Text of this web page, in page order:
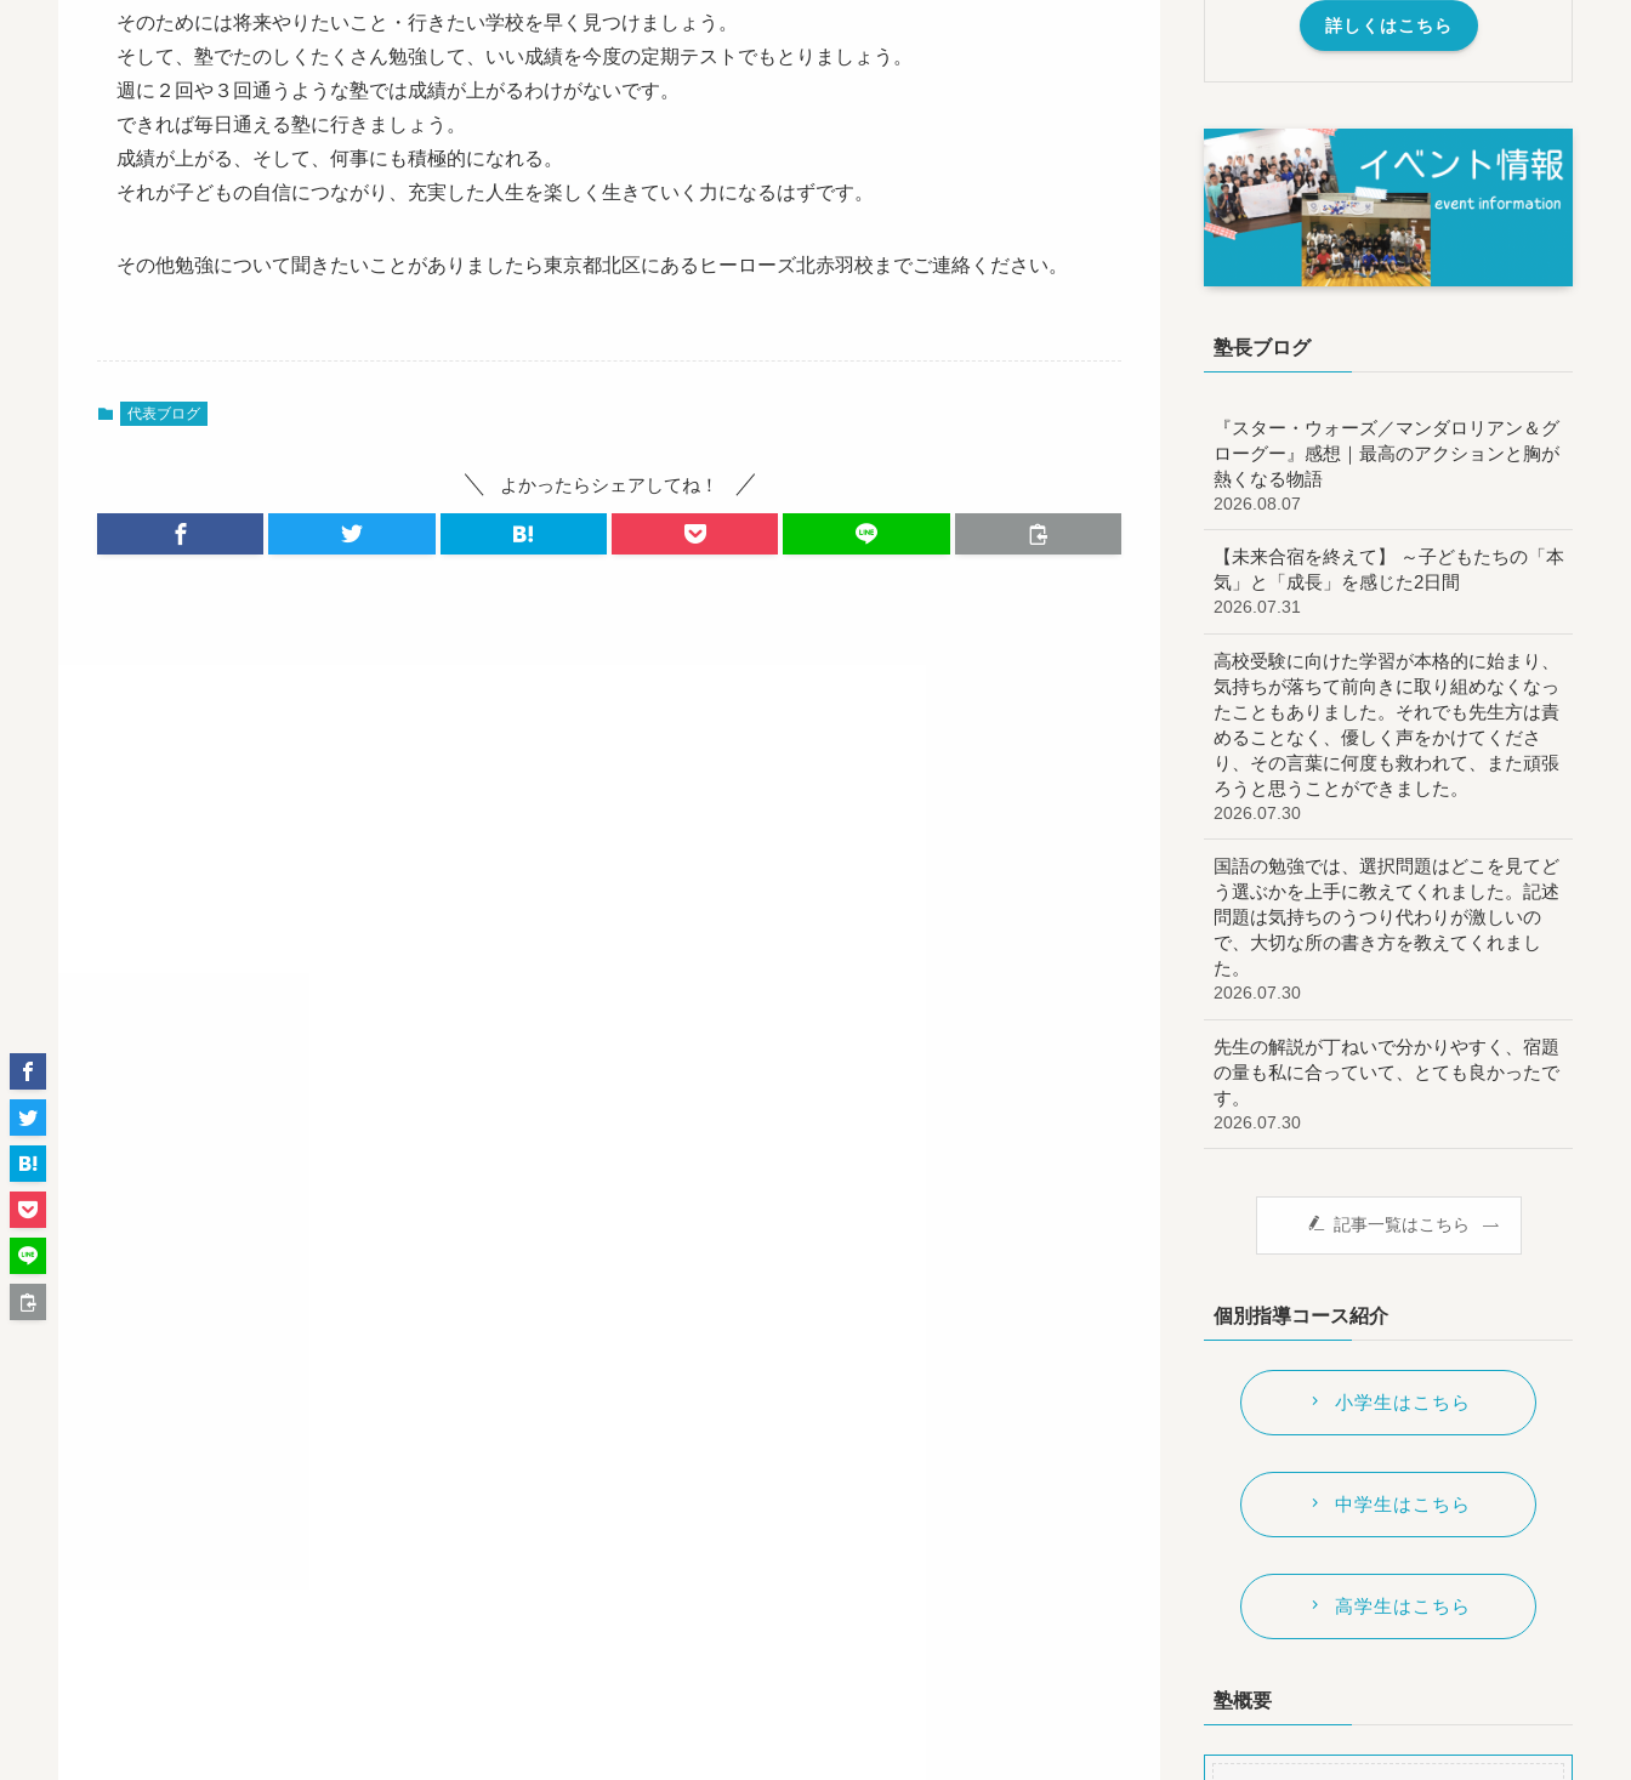
そのためには将来やりたいこと・行きたい学校を早く見つけましょう。
そして、塾でたのしくたくさん勉強して、いい成績を今度の定期テストでもとりましょう。
週に２回や３回通うような塾では成績が上がるわけがないです。
できれば毎日通える塾に行きましょう。
成績が上がる、そして、何事にも積極的になれる。
それが子どもの自信につながり、充実した人生を楽しく生きていく力になるはずです。
その他勉強について聞きたいことがありましたら東京都北区にあるヒーローズ北赤羽校までご連絡ください。
代表ブログ
よかったらシェアしてね！
詳しくはこちら
塾長ブログ
『スター・ウォーズ／マンダロリアン＆グ
ローグー』感想｜最高のアクションと胸が
熱くなる物語
2026.08.07
【未来合宿を終えて】 ～子どもたちの「本
気」と「成長」を感じた2日間
2026.07.31
高校受験に向けた学習が本格的に始まり、
気持ちが落ちて前向きに取り組めなくなっ
たこともありました。それでも先生方は責
めることなく、優しく声をかけてくださ
り、その言葉に何度も救われて、また頑張
ろうと思うことができました。
2026.07.30
国語の勉強では、選択問題はどこを見てど
う選ぶかを上手に教えてくれました。記述
問題は気持ちのうつり代わりが激しいの
で、大切な所の書き方を教えてくれまし
た。
2026.07.30
先生の解説が丁ねいで分かりやすく、宿題
の量も私に合っていて、とても良かったで
す。
2026.07.30
記事一覧はこちら
個別指導コース紹介
小学生はこちら
中学生はこちら
高学生はこちら
塾概要